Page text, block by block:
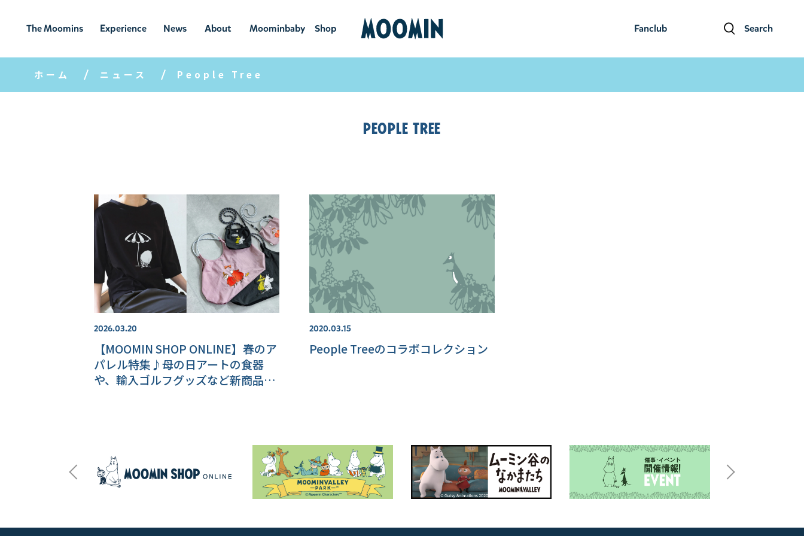
Fanclub Search
The Moomins
ムーミンの
世界
Experience
ムーミンの世
界を楽しむ
News
ニュ
ース
About
ムーミン
について
Moominbaby
ムーミンベ
Shop
ショ
ホーム ニュース People Tree
People Tree
2026.03.20
【MOOMIN SHOP ONLINE】春のア
パレル特集♪母の日アートの食器
や、輸入ゴルフグッズなど新商品情
2020.03.15
People Treeのコラボコレクション